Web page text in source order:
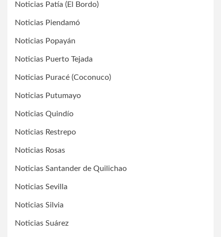
Noticias Patía (El Bordo)
Noticias Piendamó
Noticias Popayán
Noticias Puerto Tejada
Noticias Puracé (Coconuco)
Noticias Putumayo
Noticias Quindío
Noticias Restrepo
Noticias Rosas
Noticias Santander de Quilichao
Noticias Sevilla
Noticias Silvia
Noticias Suárez